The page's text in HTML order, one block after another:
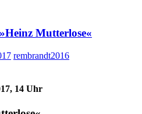
Mutterlose«
rembrandt2016
14 Uhr